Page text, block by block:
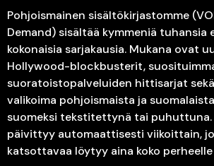
Pohjoismainen sisältökirjastomme
Demand) sisältää kymmeniä tuhansia
kokonaisia sarjakausia. Mukana ovat
Hollywood-blockbusterit,
suoratoistopalveluiden hittisarjat
valikoima pohjoismaista ja
suomeksi tekstitettynä tai puhuttuna.
päivittyy automaattisesti viikoittain,
katsottavaa löytyy aina koko